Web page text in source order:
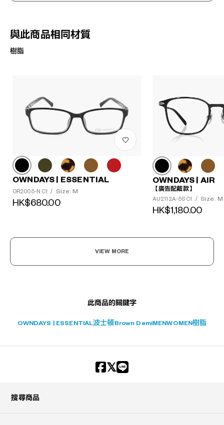
與此商品相同材質
樹脂
OWNDAYS | ESSENTIAL
OR2005-N C1 / Size: M
HK$680.00
OWNDAYS | AIR
【廣告配戴款】
AU2112A-5S C1
/ Size: M
HK$1,180.00
VIEW MORE
此商品的關鍵字
OWNDAYS | ESSENTIAL波士頓 Brown DemiMENWOMEN樹脂
搜尋商品